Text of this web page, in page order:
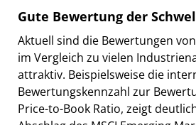
Gute Bewertung der
Aktuell sind die Bewertungen
im Vergleich zu vielen
attraktiv. Beispielsweise die
Bewertungskennzahl zur
Price-to-Book Ratio, zeigt